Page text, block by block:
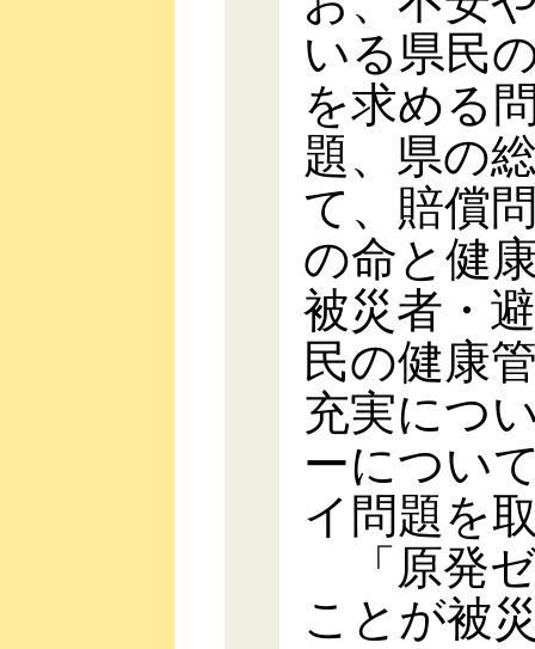
いる県民
を求める
題、県の
て、賠償
の命と健
被災者・
民の健康
充実につ
ーについ
イ問題を
「原発
ことが被